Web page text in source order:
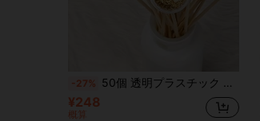
-27% 50個 透明プラスチック チョコレート フラワーボックス フタ付き - バレンタインデー、DIYブーケ包装、ギフトラッピングに最適、バレンタインデー、屋外パーティー、結婚式、母の日、誕生日パーティー、ブーケ、ギフト包装とデコレーションに適しています。
¥248
概算